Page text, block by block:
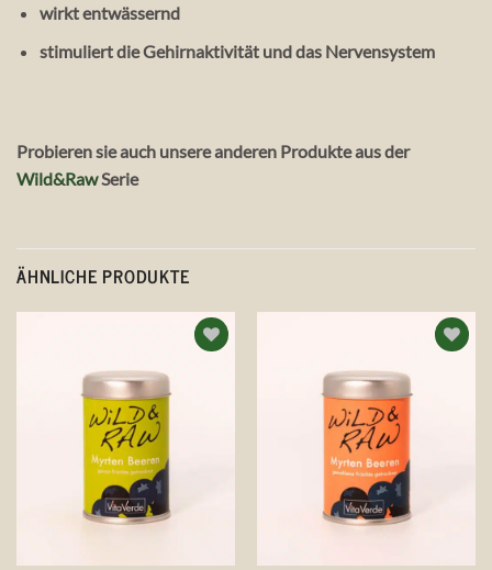
wirkt entwässernd
stimuliert die Gehirnaktivität und das Nervensystem
Probieren sie auch unsere anderen Produkte aus der
Wild&RawSerie
ÄHNLICHE PRODUKTE
Wunschliste
Wunschliste